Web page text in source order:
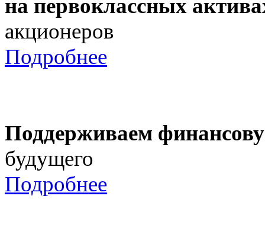
на первоклассных
акционеров
Подробнее
Поддерживаем
будущего
Подробнее